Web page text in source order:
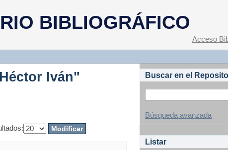
BIBLIOGRÁFICO
Iván"
Acceso
Iván" Buscar en el
Búsqueda avanzada
Listar